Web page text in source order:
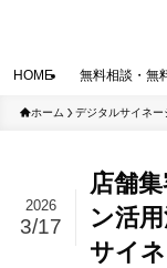
HOME 無料相談・無
ホーム デジタルサイネー
店舗
ン活
サイ
2026
3/17